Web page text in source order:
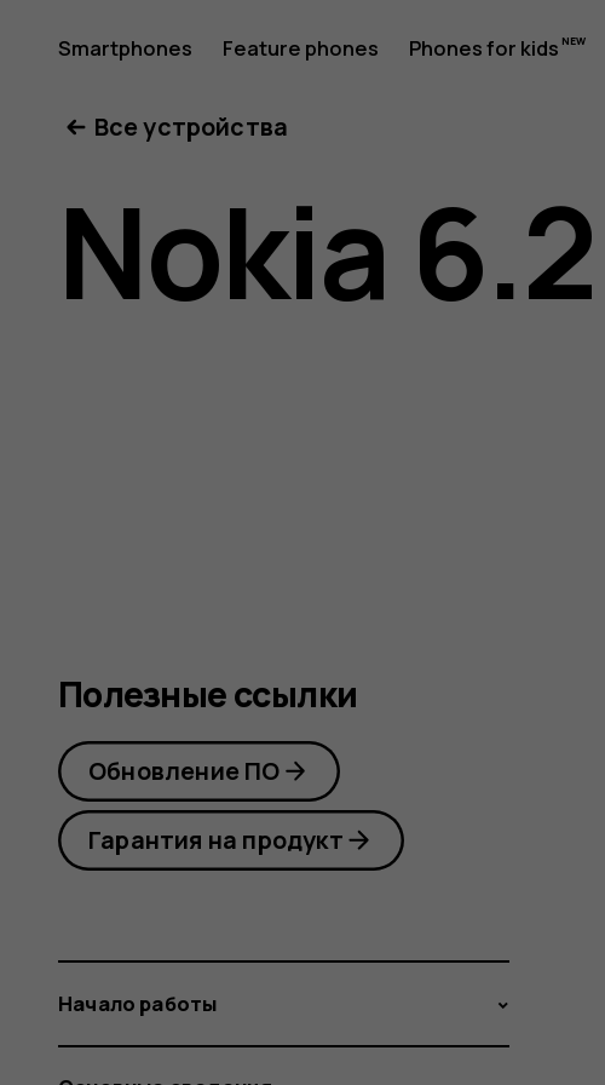
Nokia
6.2
user
Smartphones Feature phones Phones for kids
Все устройства
Nokia 6.2
Полезные ссылки
Обновление ПО
Гарантия на продукт
Начало работы